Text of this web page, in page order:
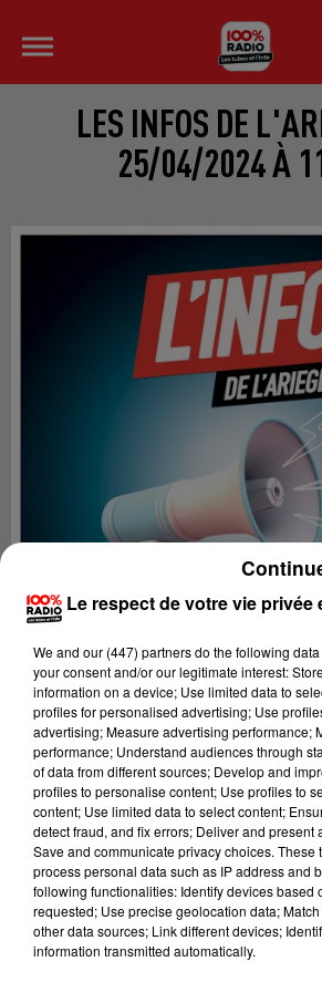
LES INFOS DE
25/04/2024 À
Lecture (2 min 22 sec)
100%
100% Radio les infos de l'Ariege
Le respect de votre vie
We and our (447) partnersdo the following
your consent and/or our legitimate interest:
information on a device; Use limited data to
profiles for personalised advertising; Use
advertising; Measure advertising performance;
performance; Understand audiences through
of data from different sources; Develop and
profiles to personalise content; Use profiles to
content; Use limited data to select content;
detect fraud, and fix errors; Deliver and present
Save and communicate privacy choices. These
process personal data such as IP address and
following functionalities: Identify devices based
requested; Use precise geolocation data;
other data sources; Link different devices;
information transmitted automatically.